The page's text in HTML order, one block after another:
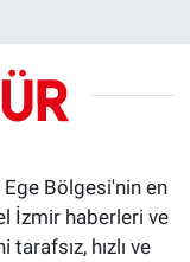
Ege Bölgesi'nin en
İzmir haberleri ve
hızlı ve